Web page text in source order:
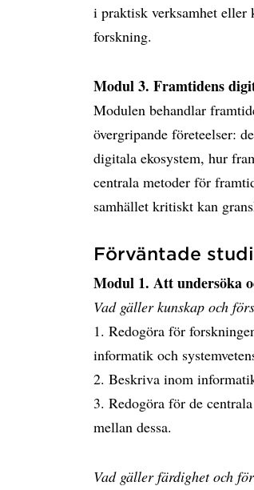
i praktisk verksamhet
forskning.
Modul 3. Framtidens
Modulen behandlar
övergripande företeelser:
digitala ekosystem, hur
centrala metoder för
samhället kritiskt kan
Förväntade
Modul 1. Att undersöka
Vad gäller kunskap och
1. Redogöra för
informatik och
2. Beskriva inom
3. Redogöra för de
mellan dessa.
Vad gäller färdighet och